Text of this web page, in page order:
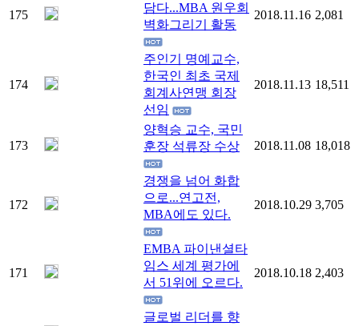
175
담다...MBA 원우회
벽화그리기 활동
2018.11.16 2,081
174
주인기 명예교수,
한국인 최초 국제
회계사연맹 회장
선임
2018.11.13 18,511
173
양혁승 교수, 국민
훈장 석류장 수상
2018.11.08 18,018
172
경쟁을 넘어 화합
으로...연고전,
MBA에도 있다.
2018.10.29 3,705
171
EMBA 파이낸셜타
임스 세계 평가에
서 51위에 오르다.
2018.10.18 2,403
글로벌 리더를 향